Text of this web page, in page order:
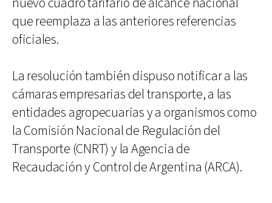
que reemplaza a las anteriores referencias
oficiales.
La resolución también dispuso notificar a las
cámaras empresarias del transporte, a las
entidades agropecuarias y a organismos como
la Comisión Nacional de Regulación del
Transporte (CNRT) y la Agencia de
Recaudación y Control de Argentina (ARCA).